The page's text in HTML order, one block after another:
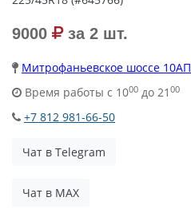
9000 за 2 шт.
Митрофаньевское шоссе 10АП
Время работы с 1000 до 21 00
+7 812 981-66-50
Чат в Telegram
Чат в MAX